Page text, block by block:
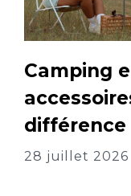
Camping
différence
28 juillet 2026